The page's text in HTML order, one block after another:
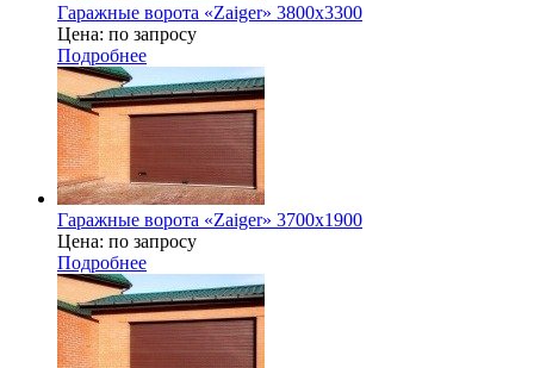
Гаражные ворота «Zaiger» 3800x3300
Цена: по запросу
Подробнее
Гаражные ворота «Zaiger» 3700х1900
Цена: по запросу
Подробнее